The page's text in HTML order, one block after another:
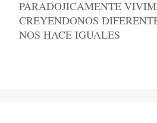
PARADOJICAMENTE
CREYENDONOS
NOS HACE IGUALES